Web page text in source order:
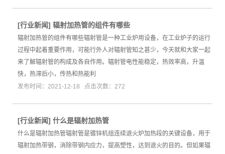
[行业新闻] 辐射加热管的组件有哪些
辐射加热管的组件有哪些辐射管是一种工业炉用设备，在工业炉子的运行
过程中起着重要作用，可能行外人对辐射管知之甚少，今天就和大家一起
来了解辐射管的构成及各自作用。辐射管电性能稳定，热效率高，升温
快，热滞后小，传热和热能利
发布时间：2021-12-18 点击次数：272
[行业新闻] 什么是辐射加热管
什么是辐射加热管辐射管是镀锌机组连续退火炉加热段的关键设备，用于
辐射加热带钢，消除带钢内应力，提高塑性，达到退火的目的。但如果辐